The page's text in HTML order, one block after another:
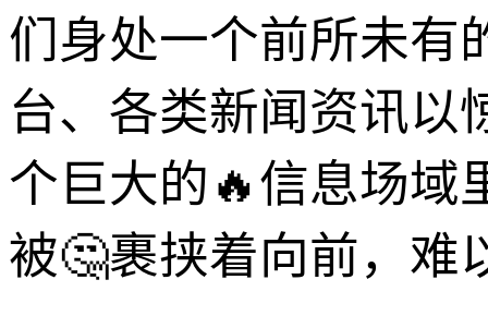
们身处一个前所未有
台、各类新闻资讯以
个巨大的🔥信息场域
被🤔裹挟着向前，难